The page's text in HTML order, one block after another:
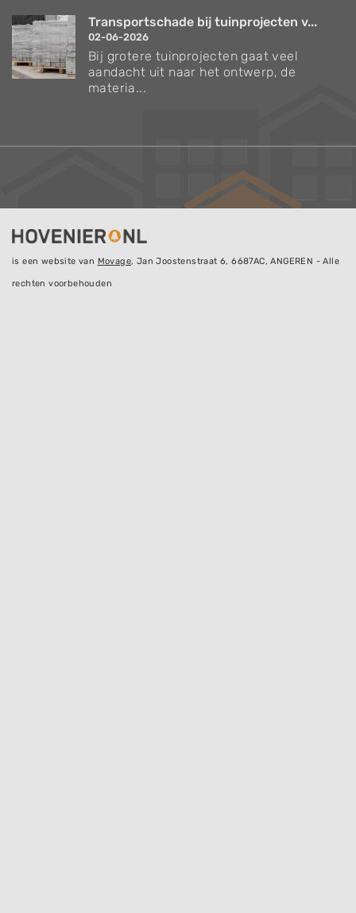
Transportschade bij tuinprojecten v...
02-06-2026
Bij grotere tuinprojecten gaat veel
aandacht uit naar het ontwerp, de
materia...
is een website van Movage, Jan Joostenstraat 6, 6687AC, ANGEREN - Alle
rechten voorbehouden